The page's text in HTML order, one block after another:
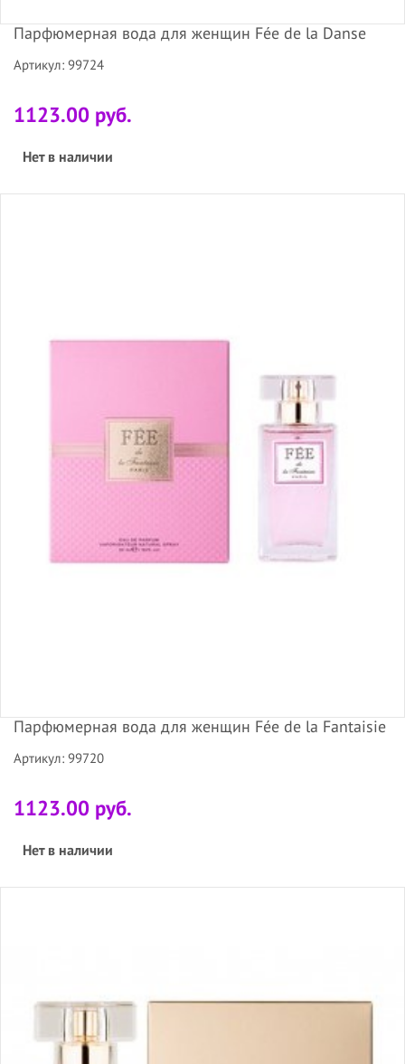
Парфюмерная вода для женщин Fée de la Danse
Артикул: 99724
1123.00 руб.
Нет в наличии
Парфюмерная вода для женщин Fée de la Fantaisie
Артикул: 99720
1123.00 руб.
Нет в наличии